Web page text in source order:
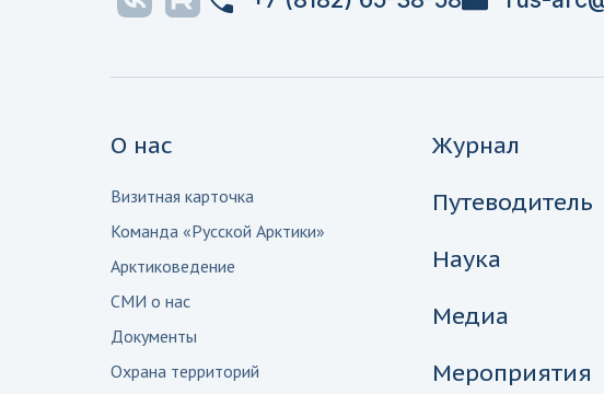
О нас
Визитная карточка
Команда «Русской Арктики»
Арктиковедение
СМИ о нас
Документы
Охрана территорий
Журнал
Путеводитель
Наука
Медиа
Мероприятия